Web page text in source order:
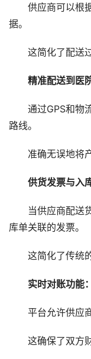
供应商可以根据
据。
这简化了配送过
精准配送到医院
通过GPS和物流
路线。
准确无误地将产
供货发票与入
当供应商配送货
库单关联的发票。
这简化了传统的
实时对账功能：
平台允许供应商
这确保了双方财